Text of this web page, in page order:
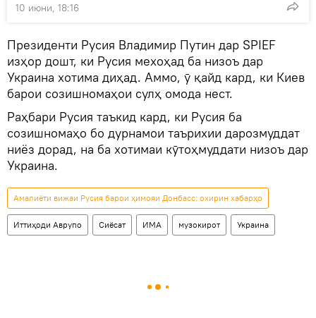
10 июни, 18:16
Президенти Русия Владимир Путин дар SPIEF
изҳор дошт, ки Русия мехоҳад ба низоъ дар
Украина хотима диҳад. Аммо, ӯ қайд кард, ки Киев
барои созишномаҳои сулҳ омода нест.
Раҳбари Русия таъкид кард, ки Русия ба
созишномаҳо бо дурнамои таърихии дарозмуддат
ниёз дорад, на ба хотимаи кӯтоҳмуддати низоъ дар
Украина.
Амалиёти вижаи Русия барои ҳимояи Донбасс: охирин хабарҳо
Иттиҳоди Аврупо Сиёсат ИМА музокирот Украина